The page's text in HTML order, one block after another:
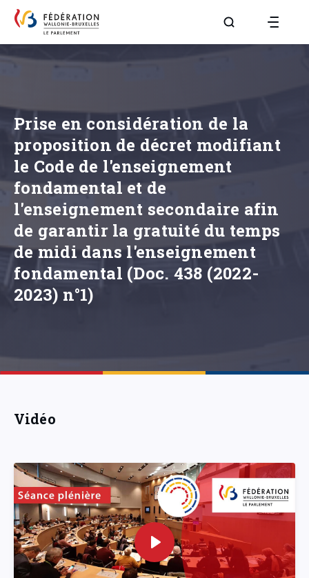
Aller à la page
Prise en considération de la
proposition de décret modifiant
le Code de l'enseignement
fondamental et de
l'enseignement secondaire afin
de garantir la gratuité du temps
de midi dans l'enseignement
fondamental (Doc. 438 (2022-
2023) n°1)
Vidéo